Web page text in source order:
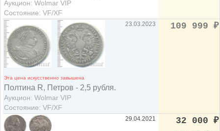
Аукцион: Wolmar VIP
Состояние: VF/XF
Эта цена искусственно завышена
Полтина R, Петров - 2,5 рубля.
Аукцион: Wolmar VIP
Состояние: VF/XF
23.03.2023 109 999 ₽
29.04.2021 32 000 ₽